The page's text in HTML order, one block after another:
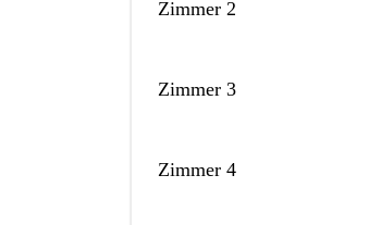
Zimmer 2
Zimmer 3
Zimmer 4